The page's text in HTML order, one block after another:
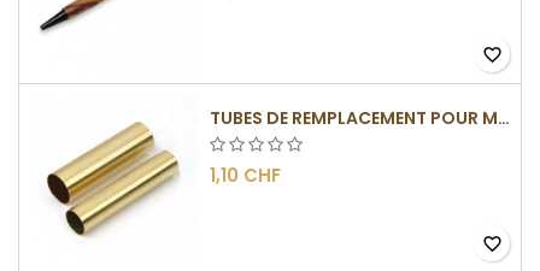
favorite_border
TUBES DE REMPLACEMENT POUR MÉCANISMES SLIMLINE
1,10 CHF
favorite_border